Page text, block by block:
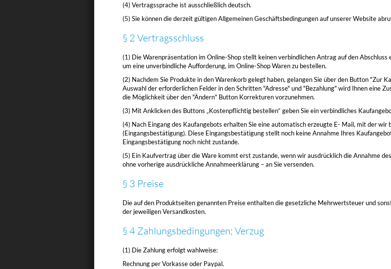
(4) Vertragssprache ist ausschließlich deutsch.
(5) Sie können die derzeit gültigen Allgemeinen Geschäftsbedingungen auf unserer Website
§ 2 Vertragsschluss
(1) Die Warenpräsentation im Online-Shop stellt keinen verbindlichen Antrag auf den
um eine unverbindliche Aufforderung, im Online-Shop Waren zu bestellen.
(2) Nachdem Sie Produkte in den Warenkorb gelegt haben, gelangen Sie über den Button "Zur
Auswahl der erforderlichen Felder in den Schritten "Adresse" und "Bezahlung" wird Ihnen eine
die Möglichkeit über den "Ändern" Button Korrekturen vorzunehmen.
(3) Mit Anklicken des Buttons „Kostenpflichtig bestellen“ geben Sie ein verbindliches
(4) Nach Eingang des Kaufangebots erhalten Sie eine automatisch erzeugte E- Mail, mit der
(Eingangsbestätigung). Diese Eingangsbestätigung stellt noch keine Annahme Ihres
Eingangsbestätigung noch nicht zustande.
(5) Ein Kaufvertrag über die Ware kommt erst zustande, wenn wir ausdrücklich die Annahme
ohne vorherige ausdrückliche Annahmeerklärung – an Sie versenden.
§ 3 Preise
Die auf den Produktseiten genannten Preise enthalten die gesetzliche Mehrwertsteuer und
der jeweiligen Versandkosten.
§ 4 Zahlungsbedingungen; Verzug
(1) Die Zahlung erfolgt wahlweise:
Rechnung per Vorkasse oder Paypal.